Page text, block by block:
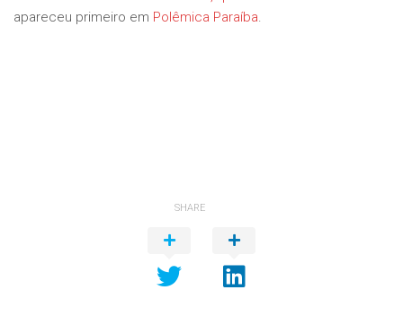
apareceu primeiro em Polêmica Paraíba.
SHARE